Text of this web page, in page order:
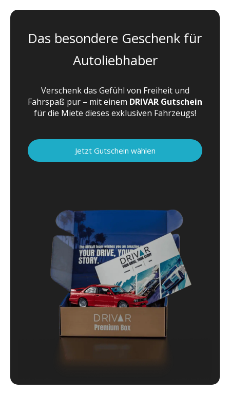
Das besondere Geschenk für
Autoliebhaber
Verschenk das Gefühl von Freiheit und
Fahrspaß pur – mit einem DRIVAR Gutschein
für die Miete dieses exklusiven Fahrzeugs!
Jetzt Gutschein wählen